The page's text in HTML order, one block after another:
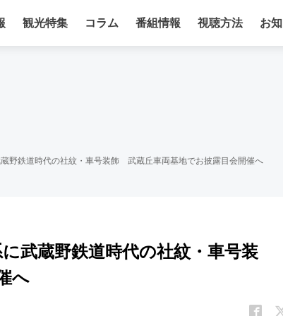
観光特集 コラム 番組情報 視聴方法 お
野鉄道時代の社紋・車号装飾 武蔵丘車両基地でお披露目会開催へ
武蔵野鉄道時代の社紋・車号装
へ